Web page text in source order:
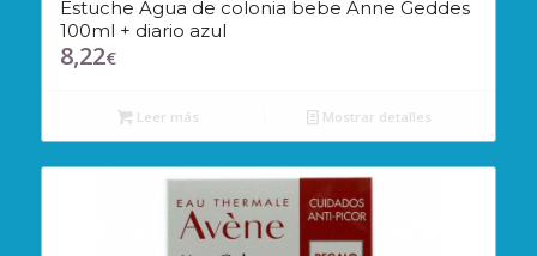
Estuche Agua de colonia bebe Anne Geddes
100ml + diario azul
8,22€
Leer más Mostrar detalles